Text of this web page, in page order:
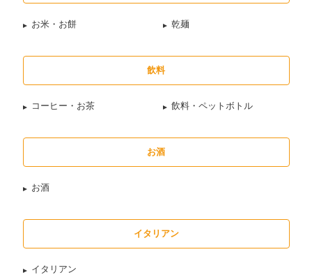
お米・お餅 乾麺
飲料
コーヒー・お茶 飲料・ペットボトル
お酒
お酒
イタリアン
イタリアン